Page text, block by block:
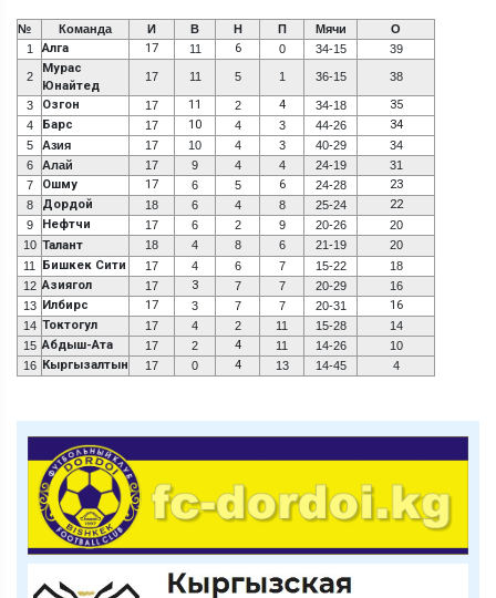
№ Команда И В Н П Мячи
О
1
Алга 17 11 6 0 34-15 39
2
Мурас
Юнайтед
17 11 5 1 36-15 38
3 Озгон 17 11 2 4 34-18 35
4 Барс 17 10 4 3 44-26 34
5 Азия 17 10 4 3 40-29
34
6
Алай 17 9 4 4 24-19
31
7
Ошму 17 6 5 6 24-28 23
8 Дордой 18 6 4 8 25-24 22
9 Нефтчи 17 6 2 9 20-26
20
10 Талант 18 4 8 6 21-19
20
11
Бишкек Сити 17 4 6 7 15-22
18
12 Азиягол 17 3 7 7 20-29
16
13 Илбирс 17 3 7 7 20-31 16
14 Токтогул 17 4 2 11 15-28
14
15 Абдыш-Ата 17 2 4 11 14-26
10
16 Кыргызалтын 17 0 4 13 14-45 4